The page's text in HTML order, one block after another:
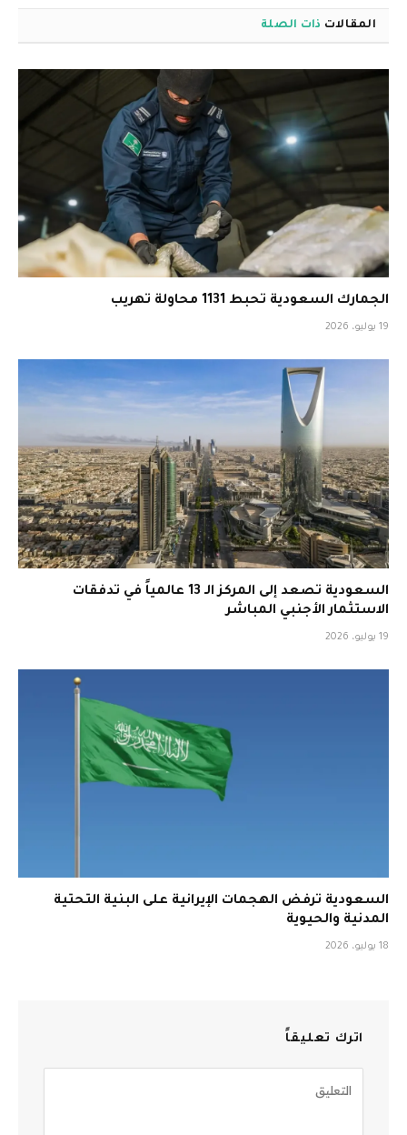
المقالات ذات الصلة
الجمارك السعودية تحبط 1131 محاولة تهريب
19 يوليو، 2026
السعودية تصعد إلى المركز الـ 13 عالمياً في تدفقات
الاستثمار الأجنبي المباشر
19 يوليو، 2026
السعودية ترفض الهجمات الإيرانية على البنية التحتية
المدنية والحيوية
18 يوليو، 2026
اترك تعليقاً